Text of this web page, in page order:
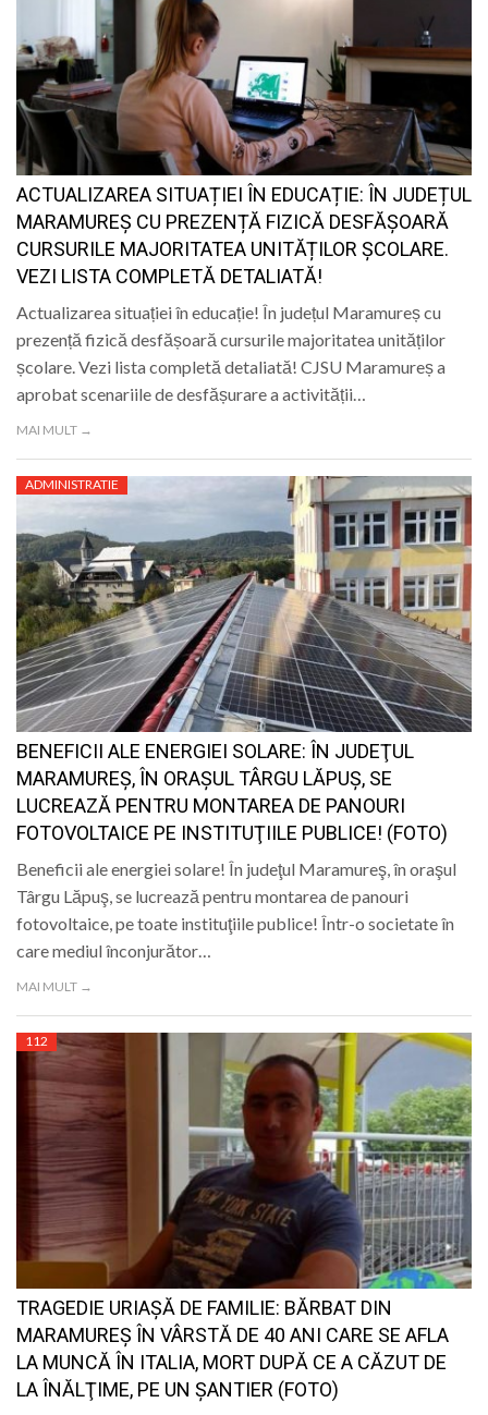
ACTUALIZAREA SITUAȚIEI ÎN EDUCAȚIE: ÎN JUDEȚUL
MARAMUREȘ CU PREZENȚĂ FIZICĂ DESFĂȘOARĂ
CURSURILE MAJORITATEA UNITĂȚILOR ȘCOLARE.
VEZI LISTA COMPLETĂ DETALIATĂ!
Actualizarea situației în educație! În județul Maramureș cu
prezență fizică desfășoară cursurile majoritatea unităților
școlare. Vezi lista completă detaliată! CJSU Maramureș a
aprobat scenariile de desfășurare a activității…
MAI MULT →
ADMINISTRATIE
BENEFICII ALE ENERGIEI SOLARE: ÎN JUDEŢUL
MARAMUREŞ, ÎN ORAŞUL TÂRGU LĂPUŞ, SE
LUCREAZĂ PENTRU MONTAREA DE PANOURI
FOTOVOLTAICE PE INSTITUŢIILE PUBLICE! (FOTO)
Beneficii ale energiei solare! În judeţul Maramureş, în oraşul
Târgu Lăpuş, se lucrează pentru montarea de panouri
fotovoltaice, pe toate instituţiile publice! Într-o societate în
care mediul înconjurător…
MAI MULT →
112
TRAGEDIE URIAŞĂ DE FAMILIE: BĂRBAT DIN
MARAMUREŞ ÎN VÂRSTĂ DE 40 ANI CARE SE AFLA
LA MUNCĂ ÎN ITALIA, MORT DUPĂ CE A CĂZUT DE
LA ÎNĂLŢIME, PE UN ŞANTIER (FOTO)